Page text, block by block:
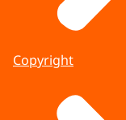
Copyright